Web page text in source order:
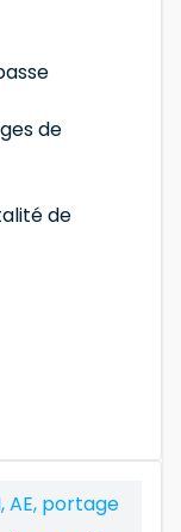
de
de
AE, portage